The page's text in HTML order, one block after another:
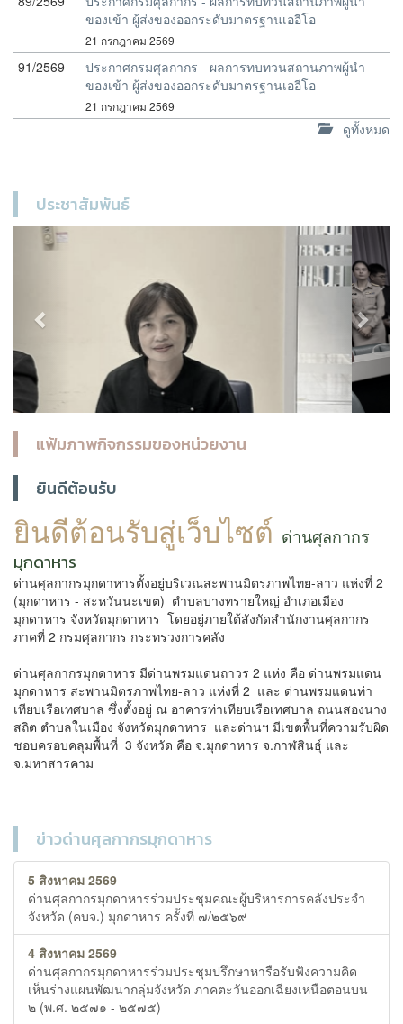
ของเข้า ผู้ส่งของออกระดับมาตรฐานเออีโอ
21 กรกฎาคม 2569
91/2569
ประกาศกรมศุลกากร - ผลการทบทวนสถานภาพผู้นำ
ของเข้า ผู้ส่งของออกระดับมาตรฐานเออีโอ
21 กรกฎาคม 2569
ดูทั้งหมด
ประชาสัมพันธ์
Previous Next
แฟ้มภาพกิจกรรมของหน่วยงาน
ยินดีต้อนรับ
ยินดีต้อนรับสู่เว็บไซต์ ด่านศุลกากร
มุกดาหาร
ด่านศุลกากรมุกดาหารตั้งอยู่บริเวณสะพานมิตรภาพไทย-ลาว แห่งที่ 2
(มุกดาหาร - สะหวันนะเขต) ตำบลบางทรายใหญ่ อำเภอเมือง
มุกดาหาร จังหวัดมุกดาหาร โดยอยู่ภายใต้สังกัดสำนักงานศุลกากร
ภาคที่ 2 กรมศุลกากร กระทรวงการคลัง
ด่านศุลกากรมุกดาหาร มีด่านพรมแดนถาวร 2 แห่ง คือ ด่านพรมแดน
มุกดาหาร สะพานมิตรภาพไทย-ลาว แห่งที่ 2 และ ด่านพรมแดนท่า
เทียบเรือเทศบาล ซึ่งตั้งอยู่ ณ อาคารท่าเทียบเรือเทศบาล ถนนสองนาง
สถิต ตำบลในเมือง จังหวัดมุกดาหาร และด่านฯ มีเขตพื้นที่ความรับผิด
ชอบครอบคลุมพื้นที่ 3 จังหวัด คือ จ.มุกดาหาร จ.กาฬสินธุ์ และ
จ.มหาสารคาม
ข่าวด่านศุลกากรมุกดาหาร
5 สิงหาคม 2569
ด่านศุลกากรมุกดาหารร่วมประชุมคณะผู้บริหารการคลังประจำ
จังหวัด (คบจ.) มุกดาหาร ครั้งที่ ๗/๒๕๖๙
4 สิงหาคม 2569
ด่านศุลกากรมุกดาหารร่วมประชุมปรึกษาหารือรับฟังความคิด
เห็นร่างแผนพัฒนากลุ่มจังหวัด ภาคตะวันออกเฉียงเหนือตอนบน
๒ (พ.ศ. ๒๕๗๑ - ๒๕๗๕)